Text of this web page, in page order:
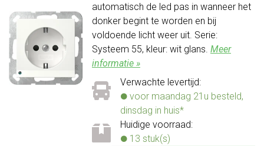
automatisch de led pas in wanneer het
donker begint te worden en bij
voldoende licht weer uit. Serie:
Systeem 55, kleur: wit glans. Meer
informatie »
Verwachte levertijd:
voor maandag 21u besteld,
dinsdag in huis*
Huidige voorraad:
13 stuk(s)